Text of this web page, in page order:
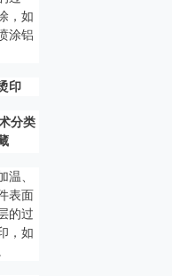
，如
涂铝
印
、
表面
的过
，如